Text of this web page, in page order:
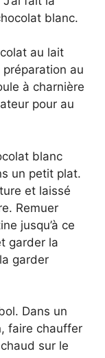
blanc.
au lait
au
à charnière
pour au
blanc
un petit plat.
et laissé
Remuer
jusqu’à ce
garder la
garder
Dans un
faire chauffer
sur le